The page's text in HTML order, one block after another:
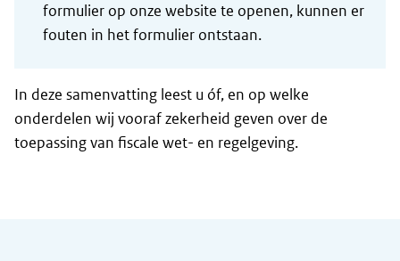
formulier op onze website te openen, kunnen er
fouten in het formulier ontstaan.
In deze samenvatting leest u óf, en op welke
onderdelen wij vooraf zekerheid geven over de
toepassing van fiscale wet- en regelgeving.